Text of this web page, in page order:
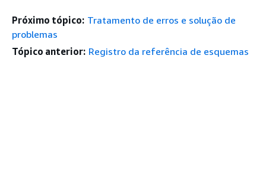
Próximo tópico: Tratamento de erros e solução de
problemas
Tópico anterior: Registro da referência de esquemas